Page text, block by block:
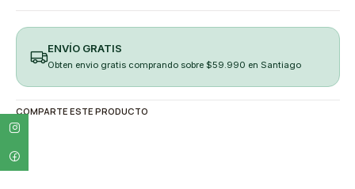
ENVÍO GRATIS
Obten envio gratis comprando sobre $59.990 en Santiago
COMPARTE ESTE PRODUCTO